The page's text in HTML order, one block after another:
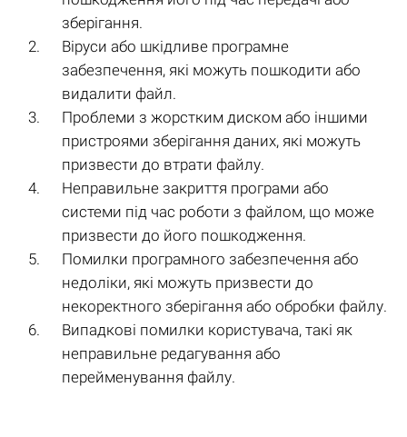
зберігання.
Віруси або шкідливе програмне
забезпечення, які можуть пошкодити або
видалити файл.
Проблеми з жорстким диском або іншими
пристроями зберігання даних, які можуть
призвести до втрати файлу.
Неправильне закриття програми або
системи під час роботи з файлом, що може
призвести до його пошкодження.
Помилки програмного забезпечення або
недоліки, які можуть призвести до
некоректного зберігання або обробки файлу.
Випадкові помилки користувача, такі як
неправильне редагування або
перейменування файлу.